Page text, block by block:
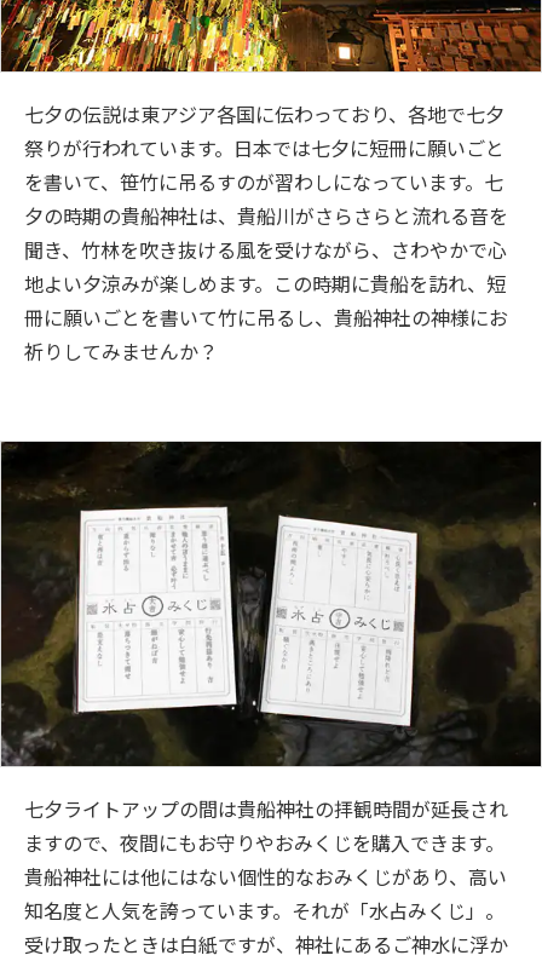
七夕の伝説は東アジア各国に伝わっており、各地で七夕
祭りが行われています。日本では七夕に短冊に願いごと
を書いて、笹竹に吊るすのが習わしになっています。七
夕の時期の貴船神社は、貴船川がさらさらと流れる音を
聞き、竹林を吹き抜ける風を受けながら、さわやかで心
地よい夕涼みが楽しめます。この時期に貴船を訪れ、短
冊に願いごとを書いて竹に吊るし、貴船神社の神様にお
祈りしてみませんか？
七夕ライトアップの間は貴船神社の拝観時間が延長され
ますので、夜間にもお守りやおみくじを購入できます。
貴船神社には他にはない個性的なおみくじがあり、高い
知名度と人気を誇っています。それが「水占みくじ」。
受け取ったときは白紙ですが、神社にあるご神水に浮か